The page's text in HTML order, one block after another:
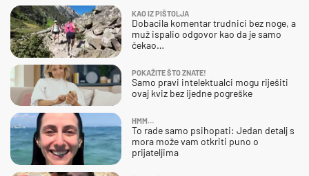
KAO IZ PIŠTOLJA
Dobacila komentar trudnici bez noge, a
muž ispalio odgovor kao da je samo
čekao…
POKAŽITE ŠTO ZNATE!
Samo pravi intelektualci mogu riješiti
ovaj kviz bez ijedne pogreške
HMM…
To rade samo psihopati: Jedan detalj s
mora može vam otkriti puno o
prijateljima